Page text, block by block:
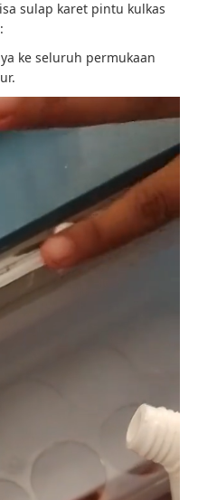
sulap karet pintu kulkas
ke seluruh permukaan